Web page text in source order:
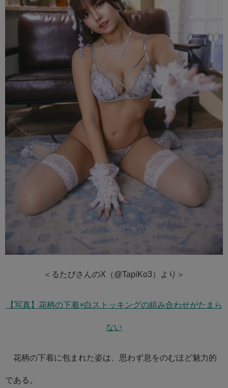
＜るたぴさんのX（@TapiKo3）より＞
【写真】花柄の下着×白ストッキングの組み合わせがたまら
ない
花柄の下着に包まれた姿は、思わず息をのむほど魅力的
である。